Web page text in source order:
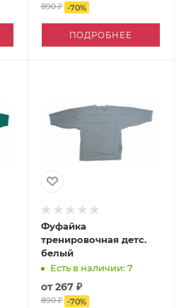
890 ₽ -70%
ПОДРОБНЕЕ
Фуфайка
тренировочная детс.
белый
Есть в наличии: 7
от267 ₽
890 ₽ -70%